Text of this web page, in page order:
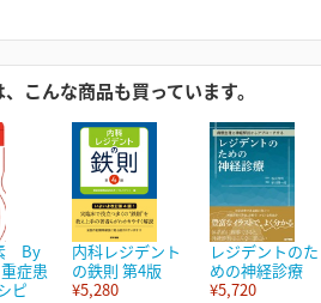
こんな商品も買っています。
By
症患
ピ
内科レジデント
の鉄則 第4版
¥5,280
レジデントのた
めの神経診療
¥5,720